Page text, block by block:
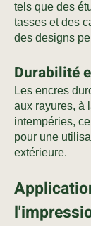
tels que des
tasses et des
des designs
Durabilité
Les encres
aux rayures, à
intempéries,
pour une
extérieure.